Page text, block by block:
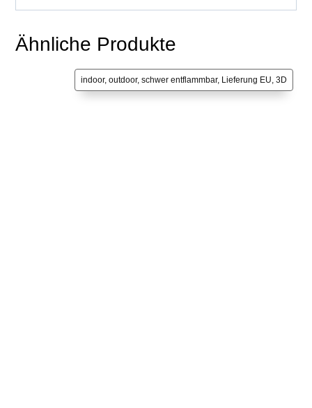
Ähnliche Produkte
indoor, outdoor, schwer entflammbar, Lieferung EU, 3D